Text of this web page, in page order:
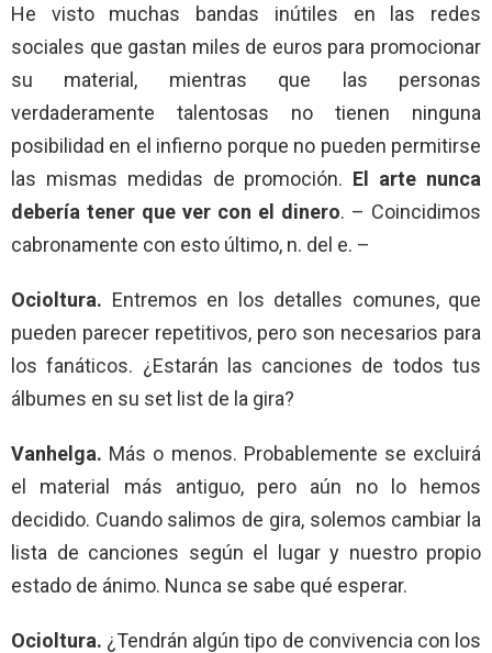
He visto muchas bandas inútiles en las redes
sociales que gastan miles de euros para promocionar
su material, mientras que las personas
verdaderamente talentosas no tienen ninguna
posibilidad en el infierno porque no pueden permitirse
las mismas medidas de promoción. El arte nunca
debería tener que ver con el dinero. – Coincidimos
cabronamente con esto último, n. del e. –
Ocioltura. Entremos en los detalles comunes, que
pueden parecer repetitivos, pero son necesarios para
los fanáticos. ¿Estarán las canciones de todos tus
álbumes en su set list de la gira?
Vanhelga. Más o menos. Probablemente se excluirá
el material más antiguo, pero aún no lo hemos
decidido. Cuando salimos de gira, solemos cambiar la
lista de canciones según el lugar y nuestro propio
estado de ánimo. Nunca se sabe qué esperar.
Ocioltura. ¿Tendrán algún tipo de convivencia con los